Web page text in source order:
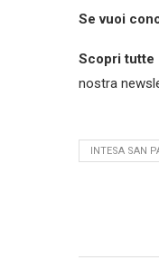
Se vuoi
Scopri tutte
nostra
INTESA SAN